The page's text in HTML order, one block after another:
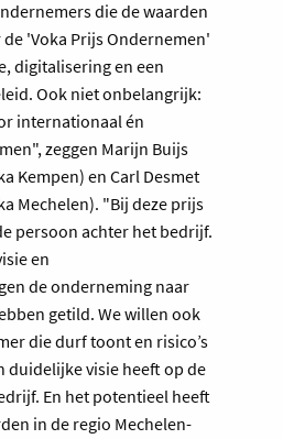
die de waarden
'Voka Prijs Ondernemen'
digitalisering en een
Ook niet onbelangrijk:
internationaal én
zeggen Marijn Buijs
Kempen) en Carl Desmet
Mechelen). "Bij deze prijs
persoon achter het bedrijf.
en
de onderneming naar
getild. We willen ook
die durf toont en risico’s
duidelijke visie heeft op de
En het potentieel heeft
in de regio Mechelen-